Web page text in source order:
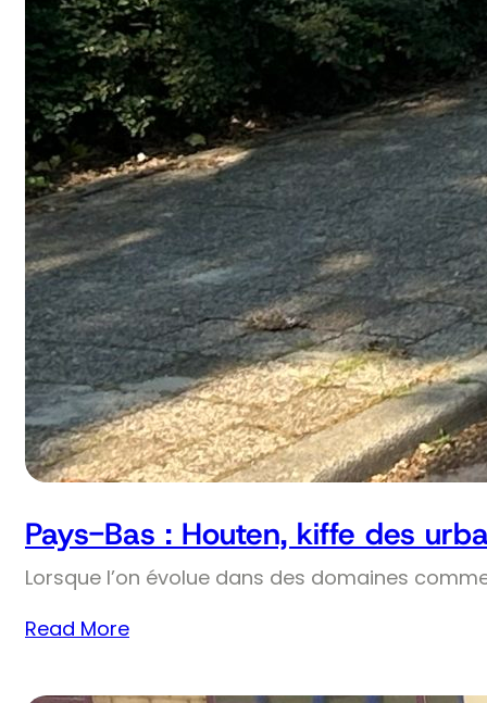
Pays-Bas : Houten, kiffe des
Lorsque l’on évolue dans des domaines
Read More